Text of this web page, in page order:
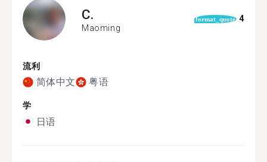
C.
Maoming
format_quote 4
流利
简体中文 粤语
学
日语